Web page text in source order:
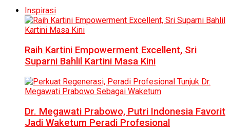
Inspirasi
Raih Kartini Empowerment Excellent, Sri
Suparni Bahlil Kartini Masa Kini
Dr. Megawati Prabowo, Putri Indonesia Favorit
Jadi Waketum Peradi Profesional